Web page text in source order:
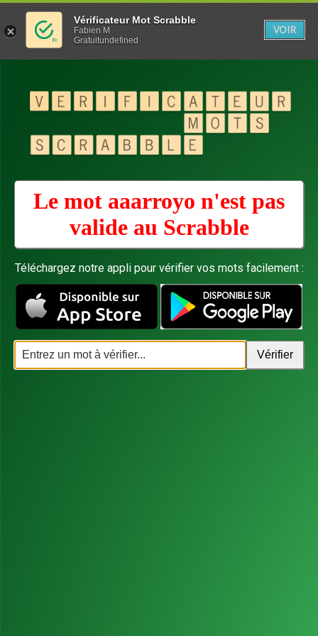
Le mot aaarroyo n'est pas
valide au Scrabble
Téléchargez notre appli pour vérifier vos mots facilement :
Vérificateur Mot Scrabble
Fabien M
Gratuitundefined
VOIR